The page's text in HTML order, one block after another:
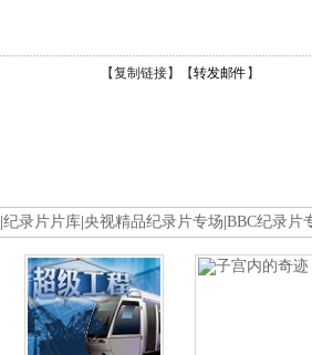
【复制链接】【转发邮件 】
纪录片片库 央视精品纪录片专场 BBC纪录片